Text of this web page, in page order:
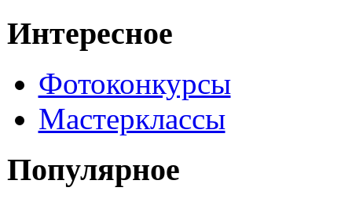
Интересное
Фотоконкурсы
Мастерклассы
Популярное